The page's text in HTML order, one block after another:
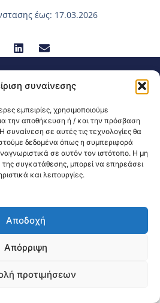
συναίνεσης
εμπειρίες, χρησιμοποιούμε
την αποθήκευση ή / και την πρόσβαση
σε αυτές τις τεχνολογίες θα
δεδομένα όπως η συμπεριφορά
σε αυτόν τον ιστότοπο. Η μη
συγκατάθεσης, μπορεί να επηρεάσει
και λειτουργίες.
Αποδοχή
Απόρριψη
προτιμήσεων
έως: 17.03.2026
Δεδομένων
3ype@3ype.gr
Visits: 1595498